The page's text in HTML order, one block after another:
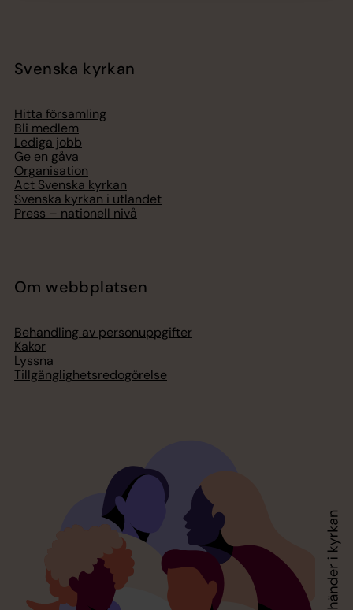
Svenska kyrkan
Hitta församling
Bli medlem
Lediga jobb
Ge en gåva
Organisation
Act Svenska kyrkan
Svenska kyrkan i utlandet
Press – nationell nivå
Om webbplatsen
Behandling av personuppgifter
Kakor
Lyssna
Tillgänglighetsredogörelse